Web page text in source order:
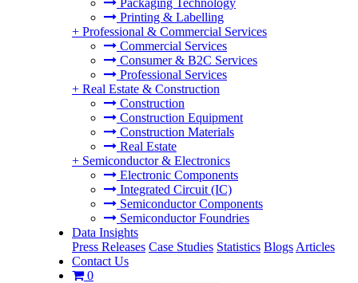
Packaging Technology
Printing & Labelling
+ Professional & Commercial Services
Commercial Services
Consumer & B2C Services
Professional Services
+ Real Estate & Construction
Construction
Construction Equipment
Construction Materials
Real Estate
+ Semiconductor & Electronics
Electronic Components
Integrated Circuit (IC)
Semiconductor Components
Semiconductor Foundries
Data Insights
Press Releases Case Studies Statistics Blogs Articles
Contact Us
0